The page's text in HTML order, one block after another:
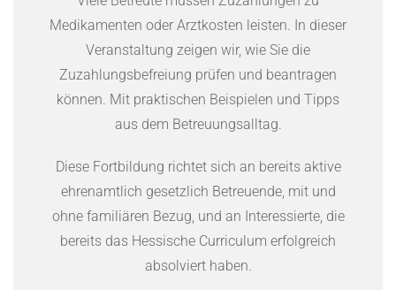
Medikamenten oder Arztkosten leisten. In dieser
Veranstaltung zeigen wir, wie Sie die
Zuzahlungsbefreiung prüfen und beantragen
können. Mit praktischen Beispielen und Tipps
aus dem Betreuungsalltag.
Diese Fortbildung richtet sich an bereits aktive
ehrenamtlich gesetzlich Betreuende, mit und
ohne familiären Bezug, und an Interessierte, die
bereits das Hessische Curriculum erfolgreich
absolviert haben.